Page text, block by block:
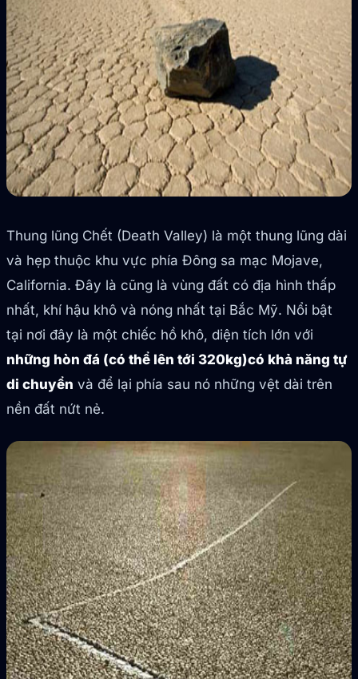
Thung lũng Chết (Death Valley) là một thung lũng dài
và hẹp thuộc khu vực phía Đông sa mạc Mojave,
California. Đây là cũng là vùng đất có địa hình thấp
nhất, khí hậu khô và nóng nhất tại Bắc Mỹ. Nổi bật
tại nơi đây là một chiếc hồ khô, diện tích lớn với
những hòn đá (có thể lên tới 320kg)có khả năng tự
di chuyển và để lại phía sau nó những vệt dài trên
nền đất nứt nẻ.